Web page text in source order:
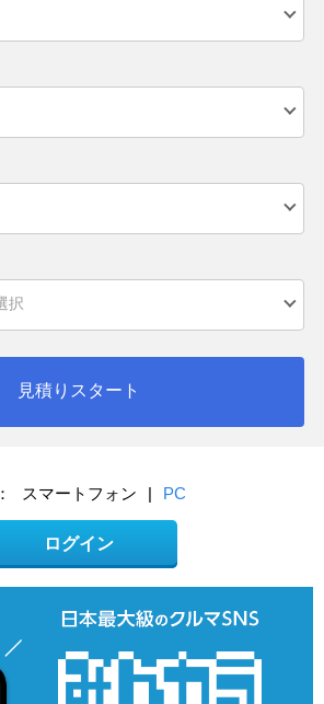
見積りスタート
スマートフォン | PC
ログイン